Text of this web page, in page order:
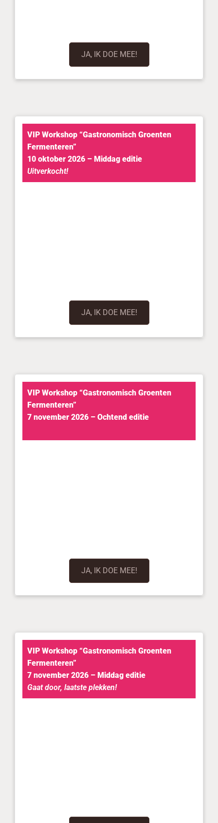
JA, IK DOE MEE!
VIP Workshop “Gastronomisch Groenten
Fermenteren”
10 oktober 2026 – Middag editie
Uitverkocht!
JA, IK DOE MEE!
VIP Workshop “Gastronomisch Groenten
Fermenteren”
7 november 2026 – Ochtend editie
JA, IK DOE MEE!
VIP Workshop “Gastronomisch Groenten
Fermenteren”
7 november 2026 – Middag editie
Gaat door, laatste plekken!